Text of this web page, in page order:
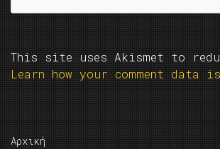
This site uses Akismet to
Learn how your comment data
Αρχική